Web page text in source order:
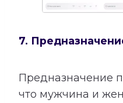
7.
Предназначение
что мужчина и